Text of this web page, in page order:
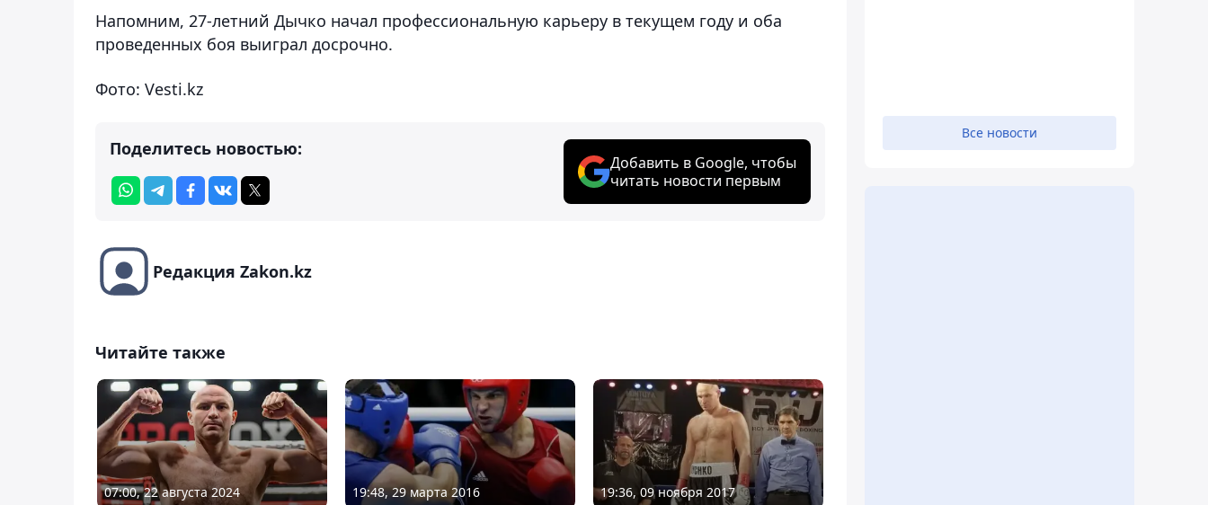
Напомним, 27-летний Дычко начал профессиональную карьеру в текущем году и оба
проведенных боя выиграл досрочно.
Фото: Vesti.kz
Поделитесь новостью:
Добавить в Google, чтобы
читать новости первым
Редакция Zakon.kz
Читайте также
07:00, 22 августа 2024 19:48, 29 марта 2016 19:36, 09 ноября 2017
Все новости